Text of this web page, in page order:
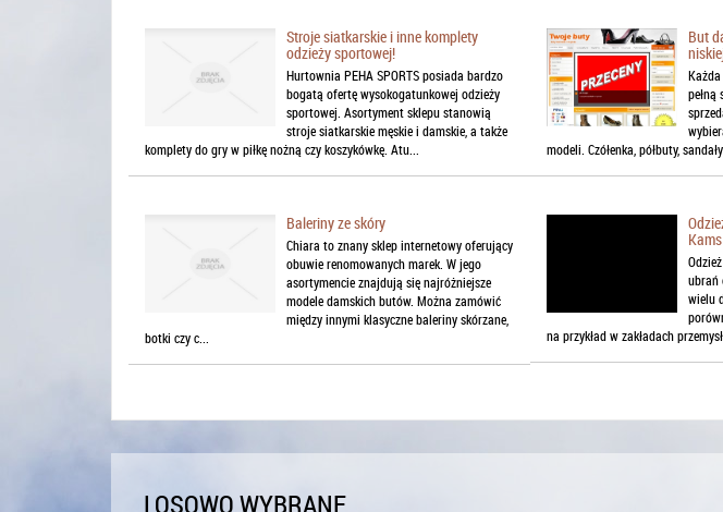
Stroje siatkarskie i inne komplety
odzieży sportowej!
Hurtownia PEHA SPORTS posiada bardzo
bogatą ofertę wysokogatunkowej odzieży
sportowej. Asortyment sklepu stanowią
stroje siatkarskie męskie i damskie, a także
komplety do gry w piłkę nożną czy koszykówkę. Atu...
But
modeli. Czółenka, półbuty, sandały
Baleriny ze skóry
Chiara to znany sklep internetowy oferujący
obuwie renomowanych marek. W jego
asortymencie znajdują się najróżniejsze
modele damskich butów. Można zamówić
między innymi klasyczne baleriny skórzane,
botki czy c...
Kams
ubrań
wielu
na przykład w zakładach
LOSOWO WYBRANE